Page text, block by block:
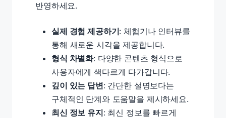
반영하세요.
실제 경험 제공하기: 체험기나 인터뷰를
통해 새로운 시각을 제공합니다.
형식 차별화: 다양한 콘텐츠 형식으로
사용자에게 색다르게 다가갑니다.
깊이 있는 답변: 간단한 설명보다는
구체적인 단계와 도움말을 제시하세요.
최신 정보 유지: 최신 정보를 빠르게